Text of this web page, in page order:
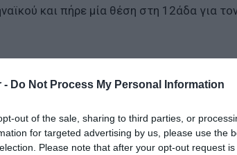
- Do Not Process My Personal Information
out of the sale, sharing to third parties, or
for targeted advertising by us, please use the
Please note that after your opt-out request
και πήρε μία θέση στη 12άδα για
και ο Χουάντσο, ο οποίος και θα
Χέιζ-Ντέιβις, Ρογκαβόπουλος,